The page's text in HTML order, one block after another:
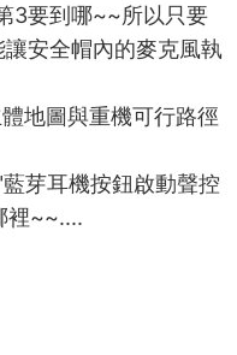
3要到哪~~所以只要
安全帽內的麥克風執
地圖與重機可行路徑
芽耳機按鈕啟動聲控
裡~~....